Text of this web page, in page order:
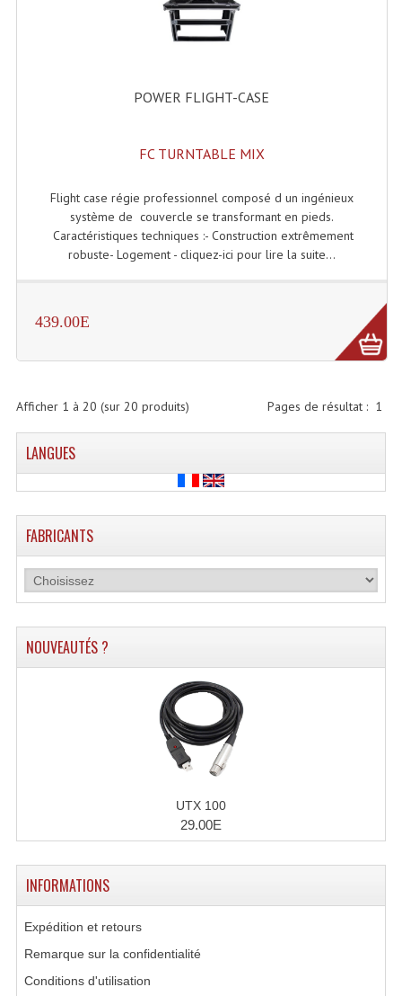
POWER FLIGHT-CASE
FC TURNTABLE MIX
Flight case régie professionnel composé d un ingénieux
système de couvercle se transformant en pieds.
Caractéristiques techniques :- Construction extrêmement
robuste- Logement - cliquez-ici pour lire la suite...
439.00E
Pages de résultat : 1
Afficher 1 à 20 (sur 20 produits)
LANGUES
FABRICANTS
NOUVEAUTÉS ?
UTX 100
29.00E
INFORMATIONS
Expédition et retours
Remarque sur la confidentialité
Conditions d'utilisation